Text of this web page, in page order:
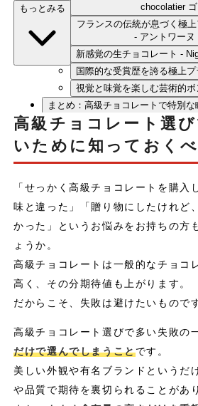
chocolatier
フランスの伝統が息づく極
- アントワーヌ
新感覚の生チョコレート -
国際的な受賞歴を誇る極上
視覚と味覚を楽しむ芸術的
まとめ：高級チョコレートで特別な
もっとみる
高級チョコレート選
いために知っておく
「せっかく高級チョコレートを購入
味と違った」「贈り物にしたけれど
かった」というお悩みをお持ちの方
ょうか。
高級チョコレートは一般的なチョコ
高く、その分期待値も上がります。
だからこそ、失敗は避けたいもので
高級チョコレート選びで多い失敗の
だけで選んでしまうことです。
美しい外観や有名ブランドというだ
や品質で期待を裏切られることがあ